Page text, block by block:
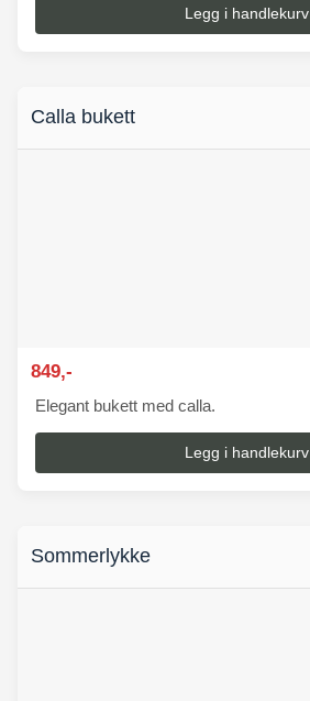
Legg i handlekurv
Calla bukett
849,-
Elegant bukett med calla.
Legg i handlekurv
Sommerlykke